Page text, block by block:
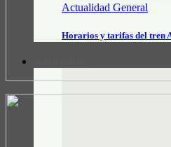
Actualidad General
Horarios y tarifas del tren